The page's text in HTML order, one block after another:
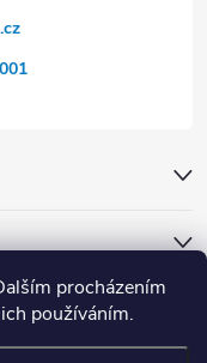
procházením
používáním.